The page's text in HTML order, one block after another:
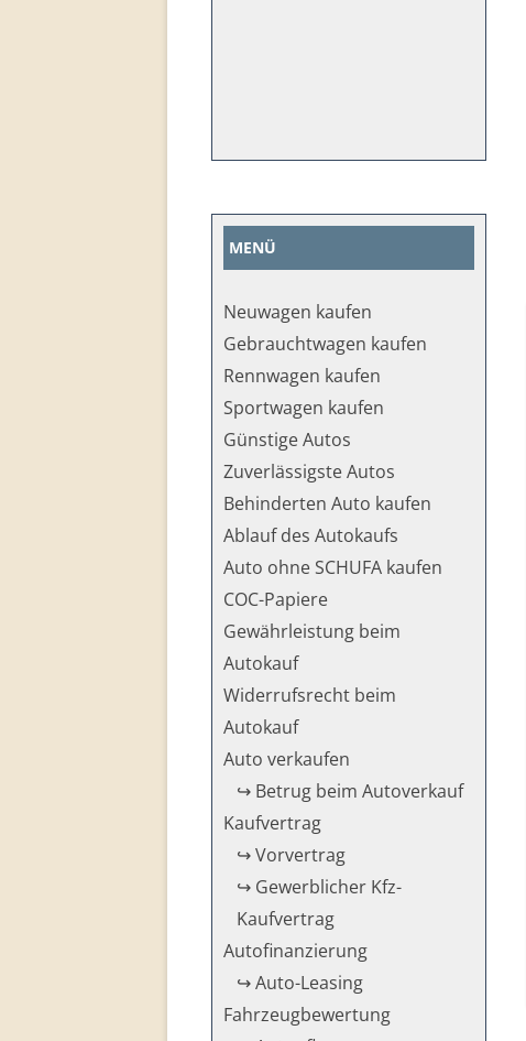
MENÜ
Neuwagen kaufen
Gebrauchtwagen kaufen
Rennwagen kaufen
Sportwagen kaufen
Günstige Autos
Zuverlässigste Autos
Behinderten Auto kaufen
Ablauf des Autokaufs
Auto ohne SCHUFA kaufen
COC-Papiere
Gewährleistung beim
Autokauf
Widerrufsrecht beim
Autokauf
Auto verkaufen
↪ Betrug beim Autoverkauf
Kaufvertrag
↪ Vorvertrag
↪ Gewerblicher Kfz-
Kaufvertrag
Autofinanzierung
↪ Auto-Leasing
Fahrzeug­bewertung